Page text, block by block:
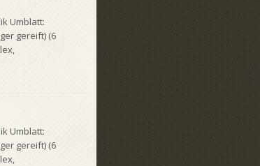
Umblatt:
gereift) (6
Umblatt:
gereift) (6